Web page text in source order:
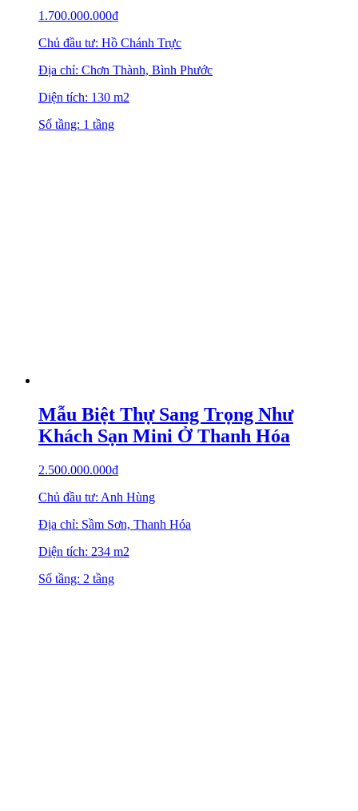
1.700.000.000₫
Chủ đầu tư: Hồ Chánh Trực
Địa chỉ: Chơn Thành, Bình Phước
Diện tích: 130 m2
Số tầng: 1 tầng
Mẫu Biệt Thự Sang Trọng Như
Khách Sạn Mini Ở Thanh Hóa
2.500.000.000₫
Chủ đầu tư: Anh Hùng
Địa chỉ: Sầm Sơn, Thanh Hóa
Diện tích: 234 m2
Số tầng: 2 tầng